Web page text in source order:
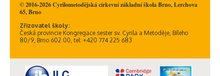
© 2016-2026 Cyrilometodějská církevní základní škola Brno, Lerchova
65, Brno
Zřizovatel školy:
Česká provincie Kongregace sester sv. Cyrila a Metoděje, Bíleho
80/9, Brno 602 00, tel: +420 774 225 683